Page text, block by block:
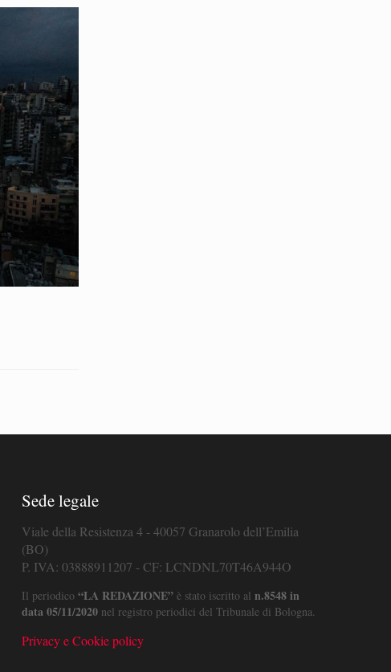
Sede legale
Viale della Resistenza 4 - 40057 Granarolo dell’Emilia
(BO)
P. IVA: 03888911207 - CF: LCNDNL70T46A944O
Il periodico “LA REDAZIONE”è stato iscritto al n.8548 in
data 05/11/2020nel registro periodici del Tribunale di Bologna.
Privacy e Cookie policy